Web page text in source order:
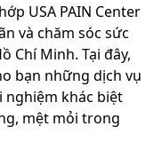
USA PAIN Center
và chăm sóc sức
Chí Minh. Tại đây,
bạn những dịch vụ
nghiệm khác biệt
mệt mỏi trong